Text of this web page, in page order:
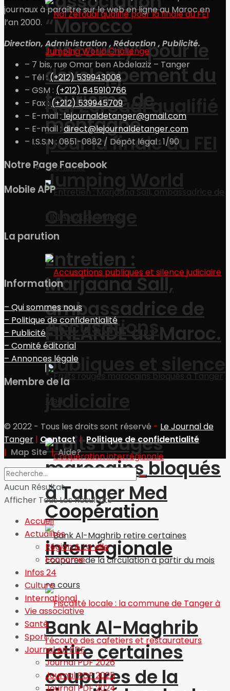
“Morocco
Discovery” pour le
développement du
tourisme de
montagne
Economie
Entretien :
Marjaana Sall,
ambassadrice de
FINLANDE au Maroc.
Fruits rouges
marocains bloqués
à Tanger Med
Bank Al-Maghrib
retire certaines
coupures de la
Nal Zeroual qualifié
pour la finale du FEI
Jumping World
Challenge
Accusations
publiques et silence
judiciaire
Coopération
interrégionale
journaux à paraître sur le web en ligne au Maroc en
l’an 2000.
Direction, Administration , Rédaction , Publicité.
– 7 bis, rue Omar ben Abdelaziz – Tanger
– Tél :(+212) 539943008
– GSM : (+212) 645910766
– Fax :(+212) 539945709
– E-mail : lejournaldetanger@gmail.com
– E-mail :direct@lejournaldetanger.com
– I.S.S.N : 0851-0882 / Dépôt légal : 1/90
Notre Page Facebook
Mobile APP
La parution
Information
– Qui sommes nous
– Politique de confidentialité
– Publicité
– Comité éditorial
– Annonces légale
Membre de la
© 2022 - Tous les droits sont réservé - Le Journal de
Tanger | Contact |Politique de confidentialité
| Map Site|Aide?
Aucun Résultat
Afficher Tous Les Résultats
Accueil
Actualités
Région & La ville
Economie
Infos 24
Culture
International
Vie associative
Santé
Sport
Journal en PDF
Journal PDF 2026
Journal PDF 2025
Journal PDF 2024